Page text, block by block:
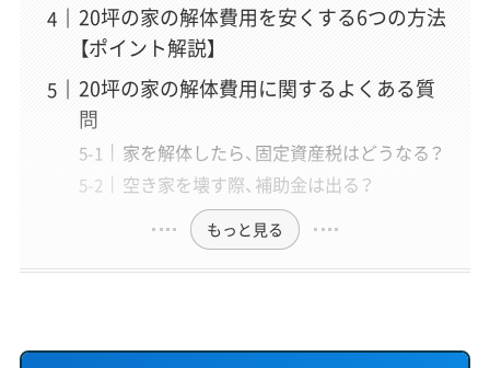
いる。20坪の家の解体費用を安くする6つの方法
【ポイント解説】
20坪の家の解体費用に関するよくある質
問
家を解体したら、固定資産税はどうなる？
空き家を壊す際、補助金は出る？
もっと見る